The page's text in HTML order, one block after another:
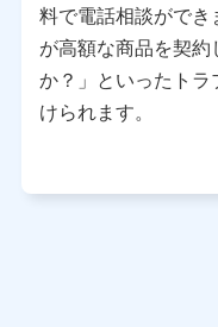
※ パーソナルデータ
理」の設定状態にかか
※ dポイントクラブ会
日以降、一度もdポイ
個人データは、こちら
用します。
料で電話相談ができ
が高額な商品を契
か？」といったトラ
けられます。